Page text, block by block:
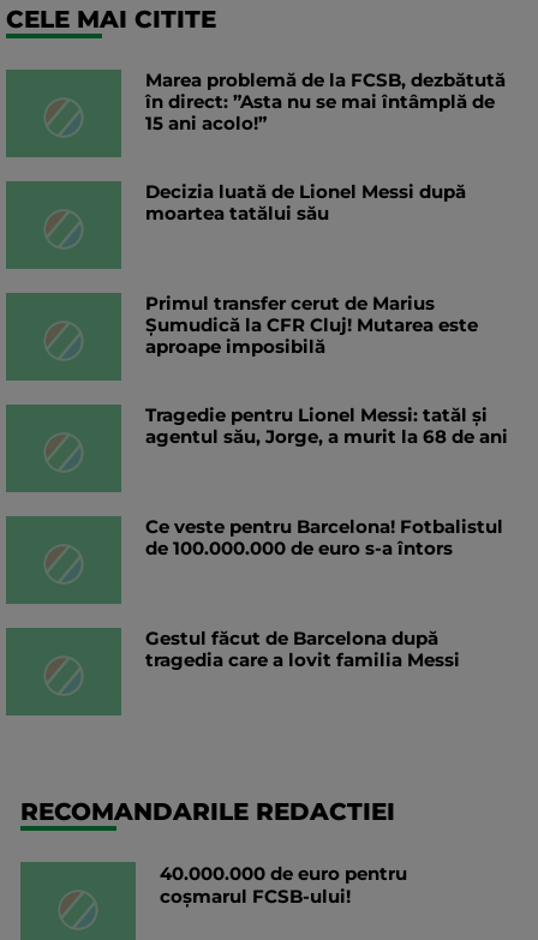
CELE MAI CITITE
Marea problemă de la FCSB, dezbătută
în direct: ”Asta nu se mai întâmplă de
15 ani acolo!”
Decizia luată de Lionel Messi după
moartea tatălui său
Primul transfer cerut de Marius
Șumudică la CFR Cluj! Mutarea este
aproape imposibilă
Tragedie pentru Lionel Messi: tatăl și
agentul său, Jorge, a murit la 68 de ani
Ce veste pentru Barcelona! Fotbalistul
de 100.000.000 de euro s-a întors
Gestul făcut de Barcelona după
tragedia care a lovit familia Messi
RECOMANDARILE REDACTIEI
40.000.000 de euro pentru
coșmarul FCSB-ului!